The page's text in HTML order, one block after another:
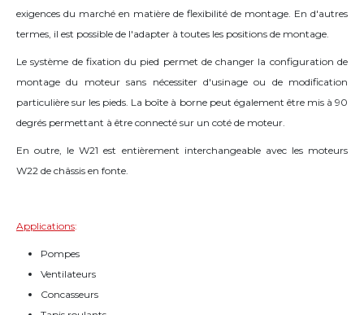
exigences du marché en matière de flexibilité de montage. En d'autres
termes, il est possible de l'adapter à toutes les positions de montage.
Le système de fixation du pied permet de changer la configuration de
montage du moteur sans nécessiter d'usinage ou de modification
particulière sur les pieds. La boîte à borne peut également être mis à 90
degrés permettant à être connecté sur un coté de moteur.
En outre, le W21 est entièrement interchangeable avec les moteurs
W22 de châssis en fonte.
Applications:
Pompes
Ventilateurs
Concasseurs